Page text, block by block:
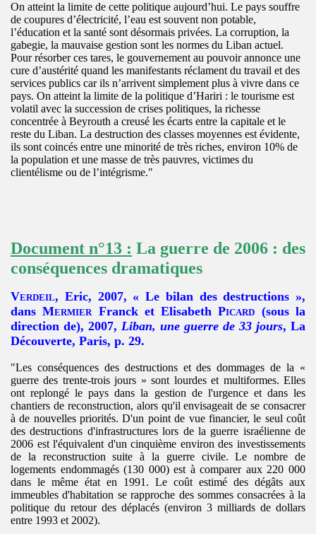
On atteint la limite de cette politique aujourd’hui. Le pays souffre
de coupures d’électricité, l’eau est souvent non potable,
l’éducation et la santé sont désormais privées. La corruption, la
gabegie, la mauvaise gestion sont les normes du Liban actuel.
Pour résorber ces tares, le gouvernement au pouvoir annonce une
cure d’austérité quand les manifestants réclament du travail et des
services publics car ils n’arrivent simplement plus à vivre dans ce
pays. On atteint la limite de la politique d’Hariri : le tourisme est
volatil avec la succession de crises politiques, la richesse
concentrée à Beyrouth a creusé les écarts entre la capitale et le
reste du Liban. La destruction des classes moyennes est évidente,
ils sont coincés entre une minorité de très riches, environ 10% de
la population et une masse de très pauvres, victimes du
clientélisme ou de l’intégrisme."
Document n°13 : La guerre de 2006 : des
conséquences dramatiques
Verdeil, Eric, 2007, « Le bilan des destructions »,
dansMermierFranck et ElisabethPicard (sous la
direction de), 2007, Liban, une guerre de 33 jours, La
Découverte, Paris, p. 29.
"Les conséquences des destructions et des dommages de la «
guerre des trente-trois jours » sont lourdes et multiformes. Elles
ont replongé le pays dans la gestion de l'urgence et dans les
chantiers de reconstruction, alors qu'il envisageait de se consacrer
à de nouvelles priorités. D'un point de vue financier, le seul coût
des destructions d'infrastructures lors de la guerre israélienne de
2006 est l'équivalent d'un cinquième environ des investissements
de la reconstruction suite à la guerre civile. Le nombre de
logements endommagés (130 000) est à comparer aux 220 000
dans le même état en 1991. Le coût estimé des dégâts aux
immeubles d'habitation se rapproche des sommes consacrées à la
politique du retour des déplacés (environ 3 milliards de dollars
entre 1993 et 2002).